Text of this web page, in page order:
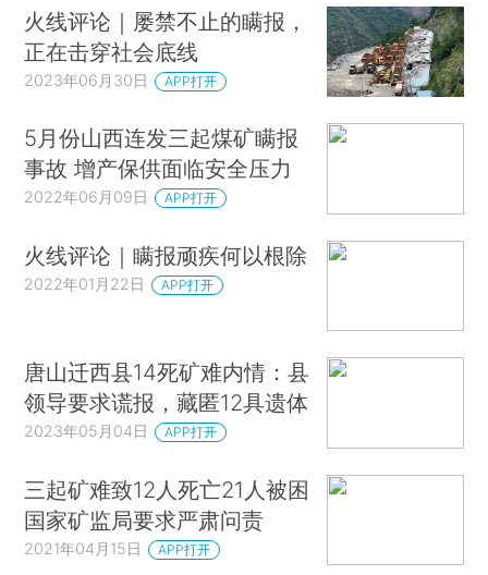
火线评论｜屡禁不止的瞒报，
正在击穿社会底线
2023年06月30日 APP打开
5月份山西连发三起煤矿瞒报
事故 增产保供面临安全压力
2022年06月09日 APP打开
火线评论｜瞒报顽疾何以根除
2022年01月22日 APP打开
唐山迁西县14死矿难内情：县
领导要求谎报，藏匿12具遗体
2023年05月04日 APP打开
三起矿难致12人死亡21人被困
国家矿监局要求严肃问责
2021年04月15日 APP打开